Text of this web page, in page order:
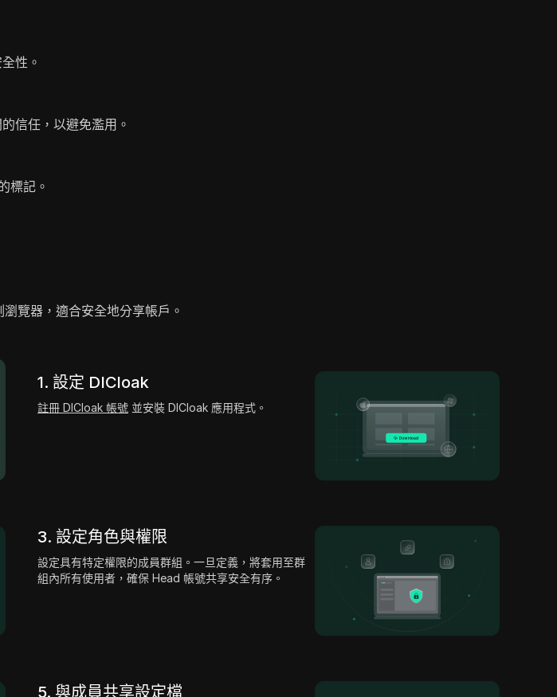
性。
信任，以避免濫用。
標記。
覽器，適合安全地分享帳戶。
1. 設定 DICloak
註冊 DICloak 帳號 並安裝 DICloak 應用程式。
3. 設定角色與權限
設定具有特定權限的成員群組。一旦定義，將套用至群
組內所有使用者，確保 Head 帳號共享安全有序。
5. 與成員共享設定檔